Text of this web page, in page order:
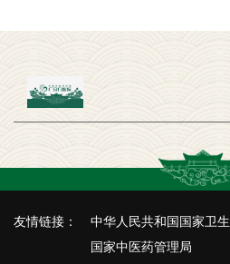
友情链接：
中华人民共和国国家卫
国家中医药管理局